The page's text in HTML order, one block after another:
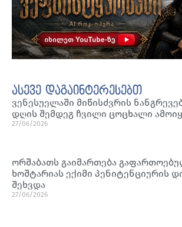
ასევე დაგაინტერესებთ
ვენესუელაში მიწისძვრის
დღის შემდეგ ჩვილი ცოცხალი
27/06/2026
ორშაბათს გაიმართება
ხოშტარიას ექიმი პენიტენციურის
შეხვდა
27/06/2026